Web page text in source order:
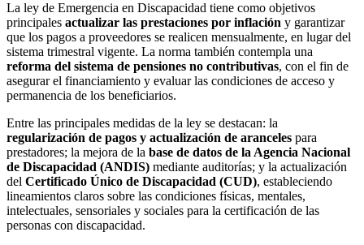
La ley de Emergencia en Discapacidad tiene como objetivos
principales actualizar las prestaciones por inflación y garantizar
que los pagos a proveedores se realicen mensualmente, en lugar del
sistema trimestral vigente. La norma también contempla una
reforma del sistema de pensiones no contributivas, con el fin de
asegurar el financiamiento y evaluar las condiciones de acceso y
permanencia de los beneficiarios.
Entre las principales medidas de la ley se destacan: la
regularización de pagos y actualización de aranceles para
prestadores; la mejora de la base de datos de la Agencia Nacional
de Discapacidad (ANDIS) mediante auditorías; y la actualización
del Certificado Único de Discapacidad (CUD), estableciendo
lineamientos claros sobre las condiciones físicas, mentales,
intelectuales, sensoriales y sociales para la certificación de las
personas con discapacidad.